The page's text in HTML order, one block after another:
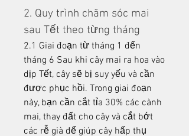
2. Quy trình chăm sóc mai
sau Tết theo từng tháng
2.1 Giai đoạn từ tháng 1 đến
tháng 6 Sau khi cây mai ra hoa vào
dịp Tết, cây sẽ bị suy yếu và cần
được phục hồi. Trong giai đoạn
này, bạn cần cắt tỉa 30% các cành
mai, thay đất cho cây và cắt bớt
các rễ già để giúp cây hấp thụ